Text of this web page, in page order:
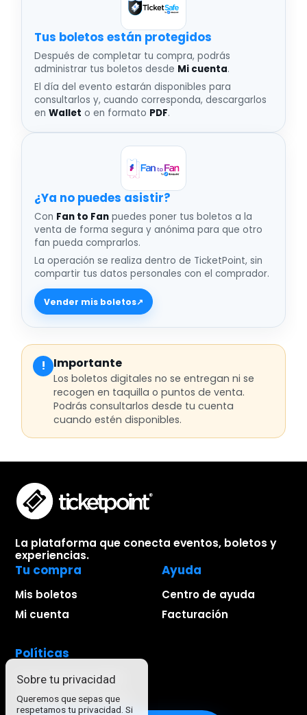
Sobre tu privacidad
Queremos que sepas que
respetamos tu privacidad. Si
Tus boletos están protegidos
Después de completar tu compra, podrás
administrar tus boletos desde Mi cuenta.
El día del evento estarán disponibles para
consultarlos y, cuando corresponda, descargarlos
en Wallet o en formato PDF.
¿Ya no puedes asistir
Con Fan to Fan puedes poner tus boletos a la
venta de forma segura y anónima para que otro
fan pueda comprarlos.
La operación se realiza dentro de TicketPoint, sin
compartir tus datos personales con el comprador.
Vender mis boletos↗
! Importante
Los boletos digitales no se entregan ni se
recogen en taquilla o puntos de venta.
Podrás consultarlos desde tu cuenta
cuando estén disponibles.
La plataforma que conecta eventos, boletos y
experiencias.
Tu compra
Mis boletos
Mi cuenta
Ayuda
Centro de ayuda
Facturación
Políticas
Aviso de privacidad
Términos de compra